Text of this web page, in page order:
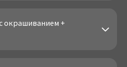
окрашиванием +